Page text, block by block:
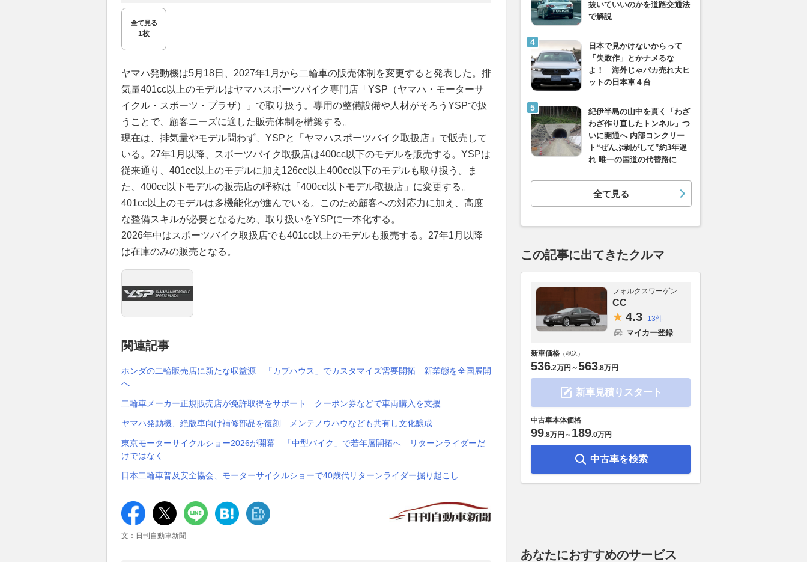
全て見る
1枚
ヤマハ発動機は5月18日、2027年1月から二輪車の販売体制を変更すると発表した。排
気量401cc以上のモデルはヤマハスポーツバイク専門店「YSP（ヤマハ・モーターサ
イクル・スポーツ・プラザ）」で取り扱う。専用の整備設備や人材がそろうYSPで扱
うことで、顧客ニーズに適した販売体制を構築する。
現在は、排気量やモデル問わず、YSPと「ヤマハスポーツバイク取扱店」で販売して
いる。27年1月以降、スポーツバイク取扱店は400cc以下のモデルを販売する。YSPは
従来通り、401cc以上のモデルに加え126cc以上400cc以下のモデルも取り扱う。ま
た、400cc以下モデルの販売店の呼称は「400cc以下モデル取扱店」に変更する。
401cc以上のモデルは多機能化が進んでいる。このため顧客への対応力に加え、高度
な整備スキルが必要となるため、取り扱いをYSPに一本化する。
2026年中はスポーツバイク取扱店でも401cc以上のモデルも販売する。27年1月以降
は在庫のみの販売となる。
関連記事
ホンダの二輪販売店に新たな収益源 「カブハウス」でカスタマイズ需要開拓 新業態を全国展開
へ
二輪車メーカー正規販売店が免許取得をサポート クーポン券などで車両購入を支援
ヤマハ発動機、絶版車向け補修部品を復刻 メンテノウハウなども共有し文化醸成
東京モーターサイクルショー2026が開幕 「中型バイク」で若年層開拓へ リターンライダーだ
けではなく
日本二輪車普及安全協会、モーターサイクルショーで40歳代リターンライダー掘り起こし
文：日刊自動車新聞
抜いていいのかを道路交通法
で解説
日本で見かけないからって
「失敗作」とかナメるな
よ！ 海外じゃバカ売れ大ヒ
ットの日本車４台
紀伊半島の山中を貫く「わざ
わざ作り直したトンネル」つ
いに開通へ 内部コンクリー
ト“ぜんぶ剥がして”約3年遅
れ 唯一の国道の代替路に
全て見る
この記事に出てきたクルマ
フォルクスワーゲン
CC
4.3 13件
マイカー登録
新車価格 （税込）
536.2万円 ～563.8万円
新車見積りスタート
中古車本体価格
99.8万円 ～ 189.0万円
中古車を検索
あなたにおすすめのサービス